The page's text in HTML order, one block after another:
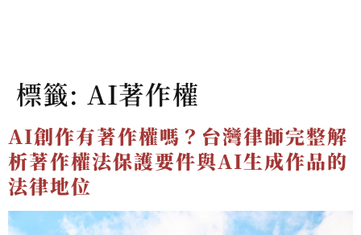
標籤: AI著作權
AI創作有著作權嗎？台灣律師完整解
析著作權法保護要件與AI生成作品的
法律地位